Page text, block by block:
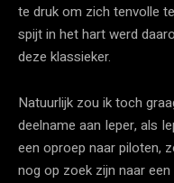
te druk om zich tenvolle
spijt in het hart werd
deze klassieker.
Natuurlijk zou ik toch
deelname aan Ieper, als
een oproep naar piloten,
nog op zoek zijn naar